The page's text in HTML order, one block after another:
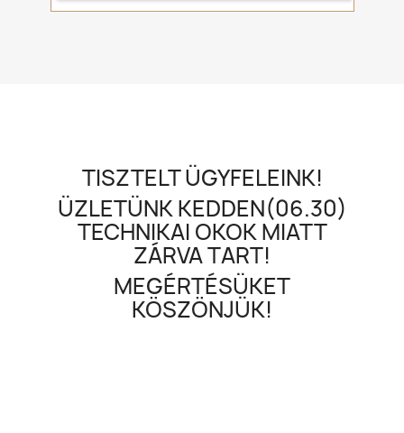
TISZTELT ÜGYFELEINK!
ÜZLETÜNK KEDDEN(06.30)
TECHNIKAI OKOK MIATT
ZÁRVA TART!
MEGÉRTÉSÜKET
KÖSZÖNJÜK!